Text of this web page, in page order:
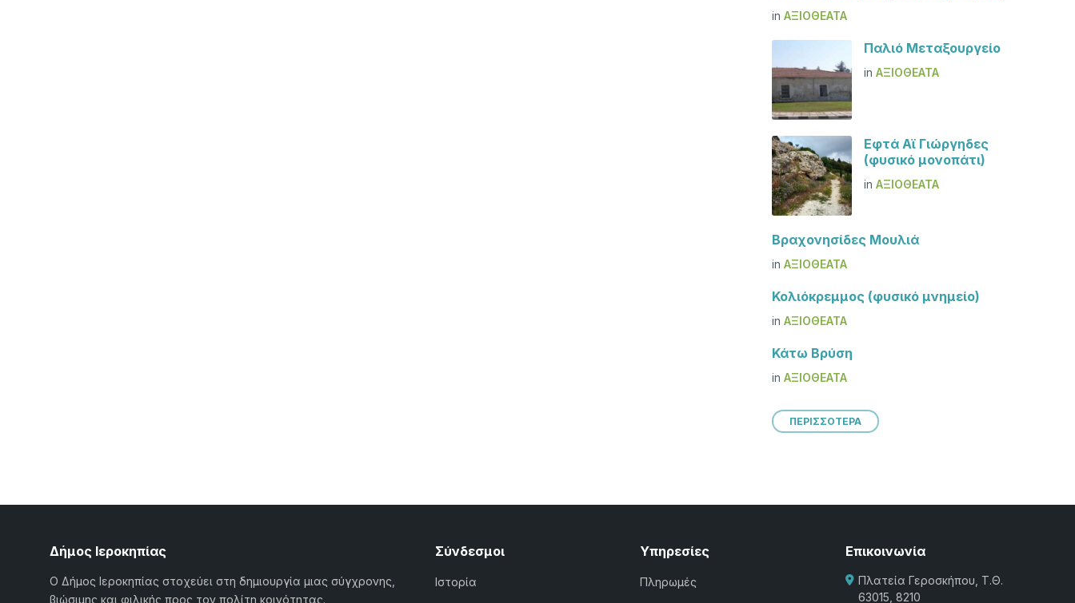
inΑΞΙΟΘΈΑΤΑ
Παλιό Μεταξουργείο
inΑΞΙΟΘΈΑΤΑ
Εφτά Αϊ Γιώργηδες
(φυσικό μονοπάτι)
inΑΞΙΟΘΈΑΤΑ
Βραχονησίδες Μουλιά
inΑΞΙΟΘΈΑΤΑ
Κολιόκρεμμος (φυσικό μνημείο)
inΑΞΙΟΘΈΑΤΑ
Κάτω Βρύση
inΑΞΙΟΘΈΑΤΑ
ΠΕΡΙΣΣΟΤΕΡΑ
Δήμος Ιεροκηπίας
Ο Δήμος Ιεροκηπίας στοχεύει στη δημιουργία μιας σύγχρονης,
βιώσιμης και φιλικής προς τον πολίτη κοινότητας.
Σύνδεσμοι
Ιστορία
Υπηρεσίες
Πληρωμές
Επικοινωνία
Πλατεία Γεροσκήπου, Τ.Θ.
63015, 8210